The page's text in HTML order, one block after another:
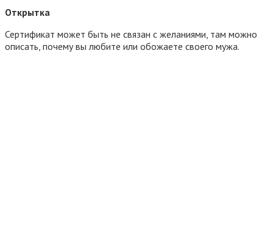
Открытка
Сертификат может быть не связан с желаниями, там можно
описать, почему вы любите или обожаете своего мужа.